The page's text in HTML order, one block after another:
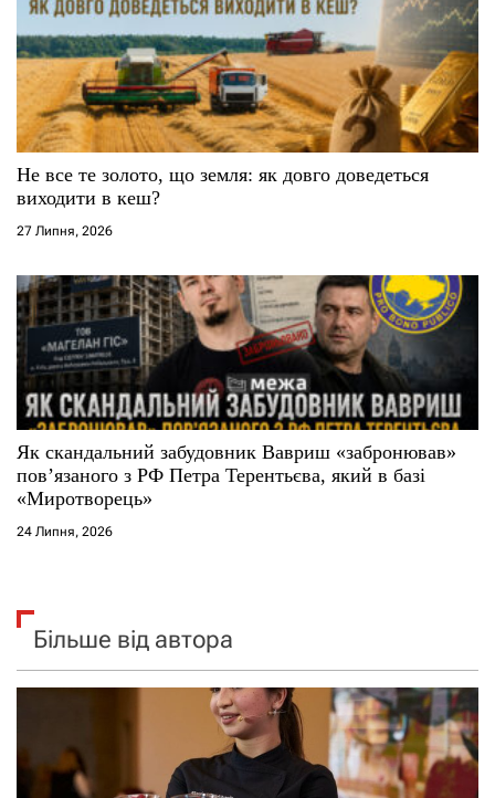
Не все те золото, що земля: як довго доведеться
виходити в кеш?
27 Липня, 2026
Як скандальний забудовник Вавриш «забронював»
повʼязаного з РФ Петра Терентьєва, який в базі
«Миротворець»
24 Липня, 2026
Більше від автора